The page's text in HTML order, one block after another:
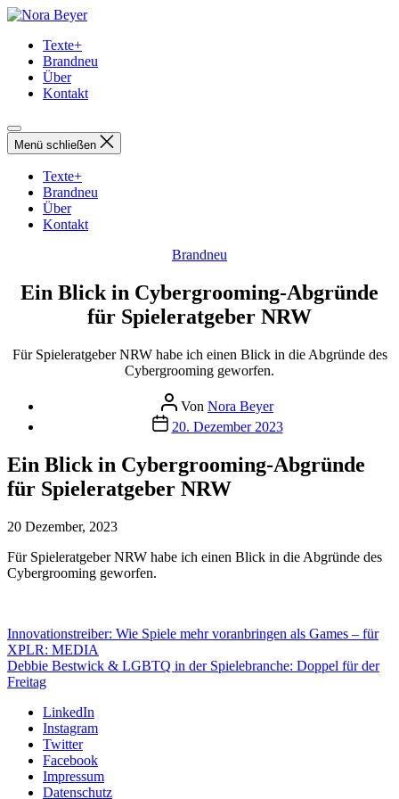
Direkt
Inhalt
wechseln
Nora
Texte+
Brandneu
Über
Kontakt
Menü schließen
Texte+
Brandneu
Über
Kontakt
Kategorien
Brandneu
Ein Blick in Cybergrooming-Abgründe
für Spieleratgeber NRW
Für Spieleratgeber NRW habe ich einen Blick in die Abgründe des
Cybergrooming geworfen.
Beitragsautor
Von Nora Beyer
Beitragsdatum
20. Dezember 2023
Ein Blick in Cybergrooming-Abgründe
für Spieleratgeber NRW
20 Dezember, 2023
Für Spieleratgeber NRW habe ich einen Blick in die Abgründe des
Cybergrooming geworfen.
Innovationstreiber: Wie Spiele mehr voranbringen als Games – für
XPLR: MEDIA
Debbie Bestwick & LGBTQ in der Spielebranche: Doppel für der
Freitag
LinkedIn
Instagram
Twitter
Facebook
Impressum
Datenschutz